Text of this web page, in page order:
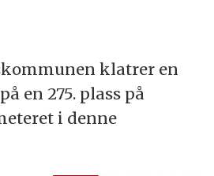
klatrer en
en 275. plass på
i denne